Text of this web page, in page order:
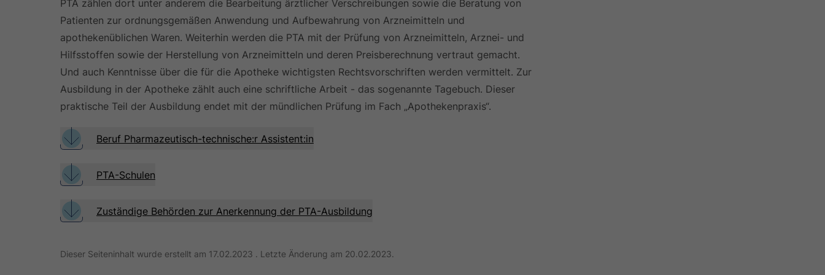
PTA zählen dort unter anderem die Bearbeitung ärztlicher Verschreibungen sowie die Beratung von
Patienten zur ordnungsgemäßen Anwendung und Aufbewahrung von Arzneimitteln und
apothekenüblichen Waren. Weiterhin werden die PTA mit der Prüfung von Arzneimitteln, Arznei- und
Hilfsstoffen sowie der Herstellung von Arzneimitteln und deren Preisberechnung vertraut gemacht.
Und auch Kenntnisse über die für die Apotheke wichtigsten Rechtsvorschriften werden vermittelt. Zur
Ausbildung in der Apotheke zählt auch eine schriftliche Arbeit - das sogenannte Tagebuch. Dieser
praktische Teil der Ausbildung endet mit der mündlichen Prüfung im Fach „Apothekenpraxis“.
Beruf Pharmazeutisch-technische:r Assistent:in
PTA-Schulen
Zuständige Behörden zur Anerkennung der PTA-Ausbildung
Dieser Seiteninhalt wurde erstellt am 17.02.2023 . Letzte Änderung am 20.02.2023.